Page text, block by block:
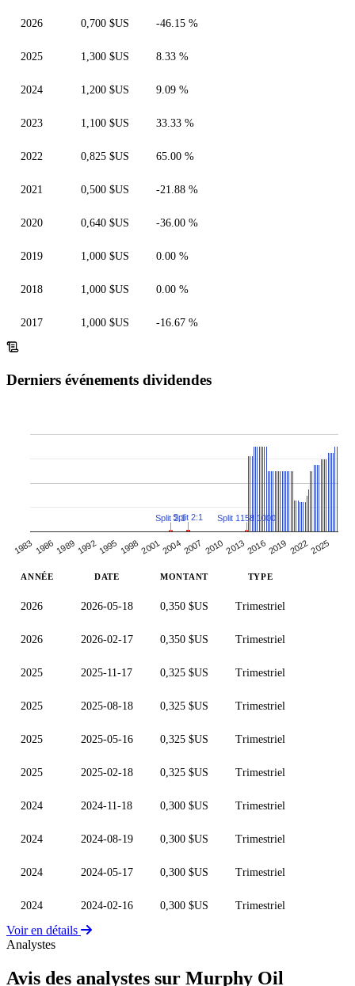
2026 0,700 $US -46.15 %
2025 1,300 $US 8.33 %
2024 1,200 $US 9.09 %
2023 1,100 $US 33.33 %
2022 0,825 $US 65.00 %
2021 0,500 $US -21.88 %
2020 0,640 $US -36.00 %
2019 1,000 $US 0.00 %
2018 1,000 $US 0.00 %
2017 1,000 $US -16.67 %
Derniers événements dividendes
1983 1986 1989 19921995 1998200120042007 2010201320162019 20222025
Split 2:1Split 2:1 Split 1158:1000
ANNÉE DATE MONTANT TYPE
2026 2026-05-18 0,350 $US Trimestriel
2026 2026-02-17 0,350 $US Trimestriel
2025 2025-11-17 0,325 $US Trimestriel
2025 2025-08-18 0,325 $US Trimestriel
2025 2025-05-16 0,325 $US Trimestriel
2025 2025-02-18 0,325 $US Trimestriel
2024 2024-11-18 0,300 $US Trimestriel
2024 2024-08-19 0,300 $US Trimestriel
2024 2024-05-17 0,300 $US Trimestriel
2024 2024-02-16 0,300 $US Trimestriel
Voir en détails
Analystes
Avis des analystes sur Murphy Oil